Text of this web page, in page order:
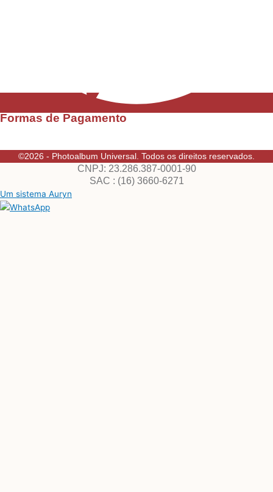
Formas de Pagamento
©2026 - Photoalbum Universal. Todos os direitos reservados.
CNPJ: 23.286.387-0001-90
SAC : (16) 3660-6271
Um sistema Auryn